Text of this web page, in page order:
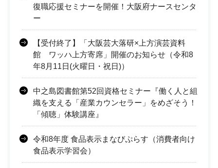
復職応援セミナーを開催！大阪府ナースセンタ
ー
【受付終了】「大阪芸大落研×上方演芸資料
館 ワッハ上方寄席」開催のお知らせ（令和8
年8月11日(火曜日・祝日)）
中之島図書館第52回資格セミナー『働く人と組
織を支える「産業カウンセラー」をめざそう！
「傾聴」体験講座』
令和8年度 食品表示まなびぷらす（消費者向け
食品表示学習会）